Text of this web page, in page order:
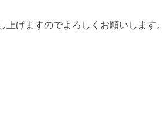
上げますのでよろしくお願いします。